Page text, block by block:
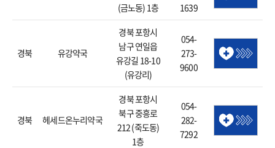
(금노동) 1층
1639
경북 유강약국
경북 포항시
남구 연일읍
유강길 18-10
(유강리)
054-
273-
9600
경북 헤세드온누리약국
경북 포항시
북구 중흥로
212 (죽도동)
1층
054-
282-
7292